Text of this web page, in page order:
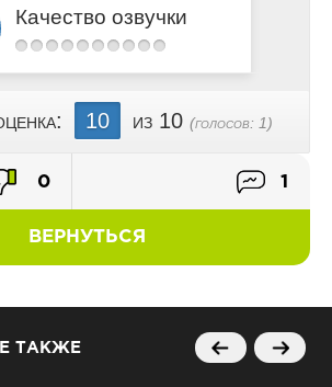
Качество озвучки
10 из 10 (голосов: 1)
ВЕРНУТЬСЯ
0 1
ТАКЖЕ